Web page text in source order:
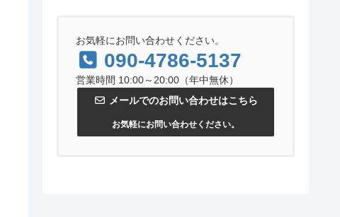
お気軽にお問い合わせください。
090-4786-5137
営業時間 10:00～20:00（年中無休）
メールでのお問い合わせはこちら
お気軽にお問い合わせください。